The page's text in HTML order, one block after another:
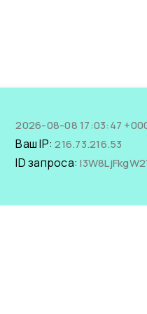
2026-08-08 17:03:47
Ваш IP:216.73.216.53
ID запроса: